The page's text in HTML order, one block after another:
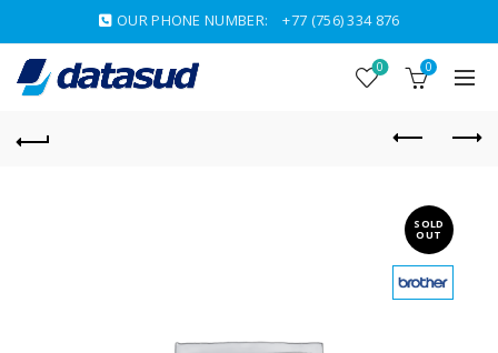
OUR PHONE NUMBER: +77 (756) 334 876
0 0
SOLD
OUT